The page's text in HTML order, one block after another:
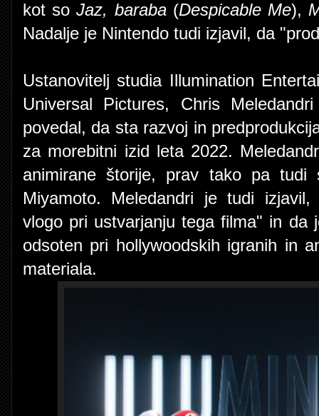
kot soJaz, baraba(Despicable Me),
Nadalje je Nintendo tudi izjavil, da
Ustanovitelj studia Illumination
Universal Pictures, Chris
povedal, da sta razvoj in
za morebitni izid leta 2022.
animirane štorije, prav tako pa tudi
Miyamoto. Meledandri je tudi
vlogo pri ustvarjanju tega filma" in da
odsoten pri hollywoodskih igranih in
materiala.